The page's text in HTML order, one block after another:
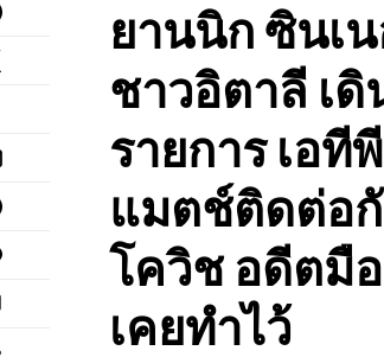
ยานนิก ซินเ
ชาวอิตาลี เ
รายการ เอที
แมตช์ติดต่อกั
โควิช อดีตมือ
เคยทำไว้